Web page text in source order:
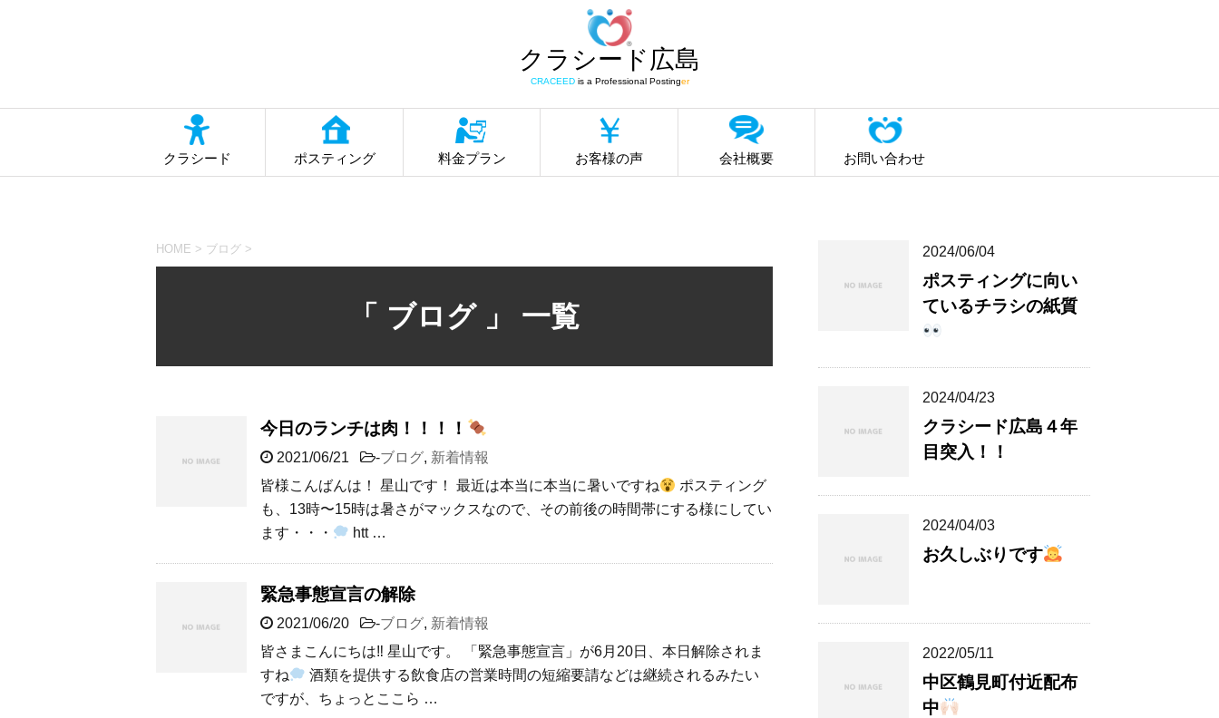
クラシード広島
CRACEEDis a Professional Postinger
クラシード ポスティング 料金プラン お客様の声 会社概要 お問い合わせ
HOME > ブログ >
「 ブログ 」 一覧
今日のランチは肉！！！！
2021/06/21 -ブログ, 新着情報
皆様こんばんは！ 星山です！ 最近は本当に本当に暑いですね
ポスティング
も、13時〜15時は暑さがマックスなので、その前後の時間帯にする様にしてい
ます・・・
htt …
緊急事態宣言の解除
2021/06/20 -ブログ, 新着情報
皆さまこんにちは‼︎ 星山です。 「緊急事態宣言」が6月20日、本日解除されま
すね
酒類を提供する飲食店の営業時間の短縮要請などは継続されるみたい
ですが、ちょっとここら …
2024/06/04
ポスティングに向い
ているチラシの紙質
2024/04/23
クラシード広島４年
目突入！！
2024/04/03
お久しぶりです
2022/05/11
中区鶴見町付近配布
中